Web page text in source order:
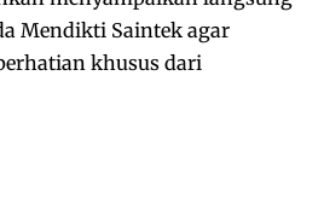
Mendikti Saintek agar
khusus dari